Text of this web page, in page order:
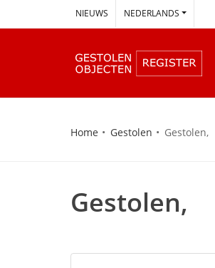
NIEUWS NEDERLANDS
Home Gestolen Gestolen,
Gestolen,